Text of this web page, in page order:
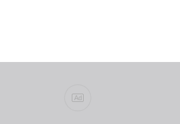
Ad